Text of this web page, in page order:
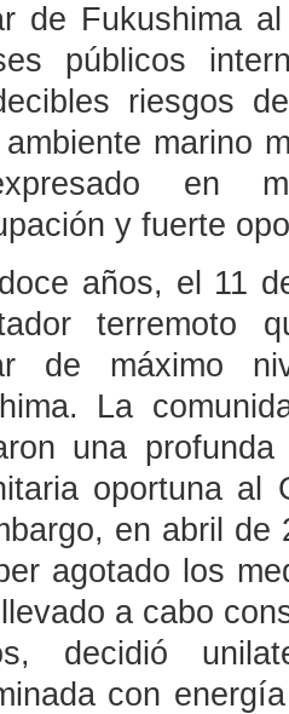
de Fukushima
públicos
riesgos
ambiente marino
en
y fuerte
años, el 11
terremoto
de máximo
La
una
oportuna al
en abril de
agotado los
a cabo
decidió
con